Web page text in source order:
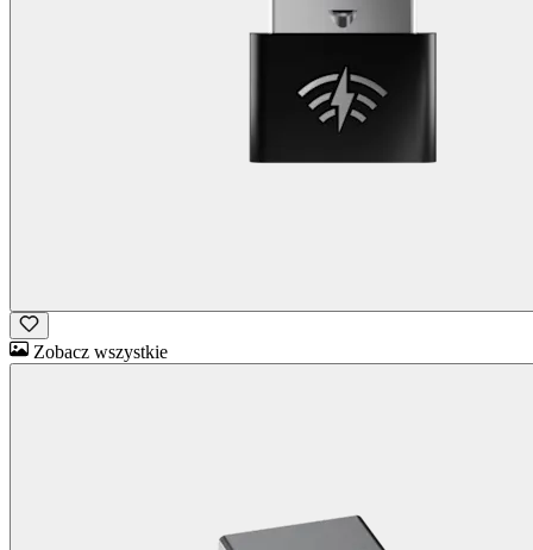
Zobacz wszystkie